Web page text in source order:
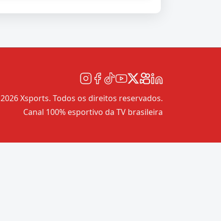
Xsports. Todos os direitos reservados.
Canal 100% esportivo da TV brasileira